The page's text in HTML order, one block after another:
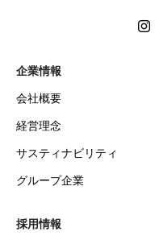
企業情報
会社概要
経営理念
サスティナビリティ
グループ企業
採用情報